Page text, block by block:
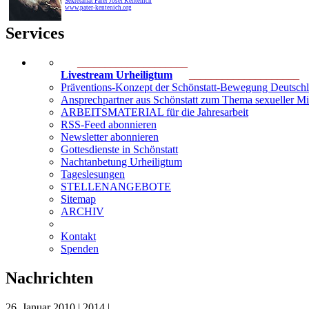
www.pater-kentenich.org
Services
Livestream Urheiligtum
Präventions-Konzept der Schönstatt-Bewegung
Ansprechpartner aus Schönstatt zum Thema sexueller
ARBEITSMATERIAL für die Jahresarbeit
RSS-Feed abonnieren
Newsletter abonnieren
Gottesdienste in Schönstatt
Nachtanbetung Urheiligtum
Tageslesungen
STELLENANGEBOTE
Sitemap
ARCHIV
Kontakt
Spenden
Nachrichten